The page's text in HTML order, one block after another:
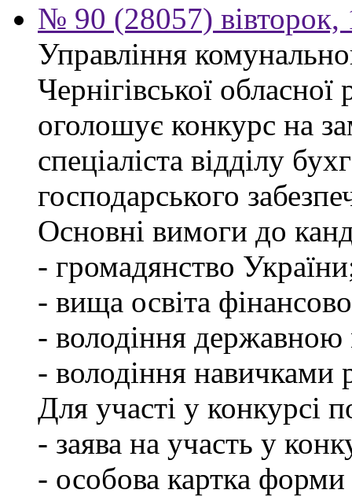
№ 90 (28057) вівторок,
Управління
Чернігівської обласної
оголошує конкурс на
спеціаліста відділу
господарського
Основні вимоги до
- громадянство
- вища освіта
- володіння
- володіння навичками
Для участі у конкурсі
- заява на участь у
- особова картка